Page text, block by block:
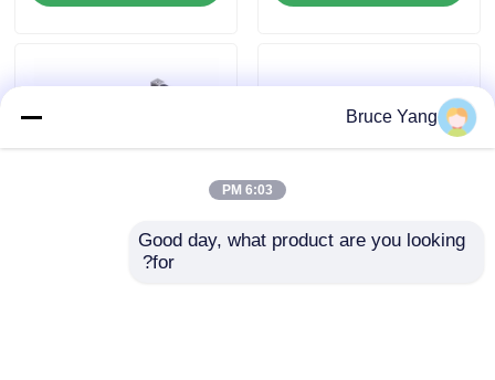
15Ah سعة الكهربائية الشاحنة
Bruce Yang
6:03 PM
Good day, what product are you looking
for?